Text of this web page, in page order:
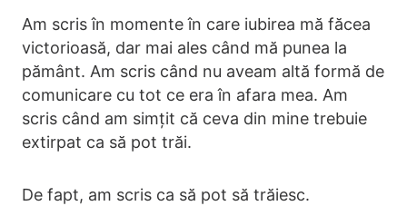
Am scris în momente în care iubirea mă făcea
victorioasă, dar mai ales când mă punea la
pământ. Am scris când nu aveam altă formă de
comunicare cu tot ce era în afara mea. Am
scris când am simțit că ceva din mine trebuie
extirpat ca să pot trăi.
De fapt, am scris ca să pot să trăiesc.